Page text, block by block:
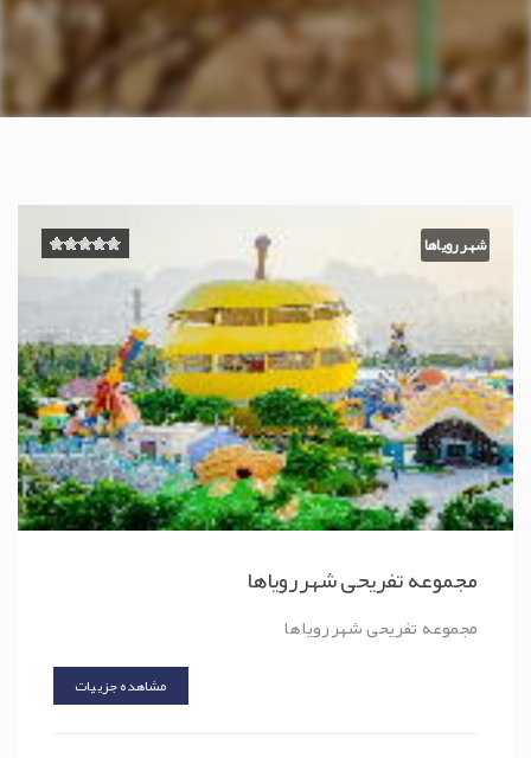
شهر رویاها
مجموعه تفریحی شهررویاها
مجموعه تفریحی شهررویاها
مشاهده جزییات